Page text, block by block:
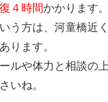
４時間かかります。
う方は、河童橋近
ります。
ルや体力と相談の上
いね。